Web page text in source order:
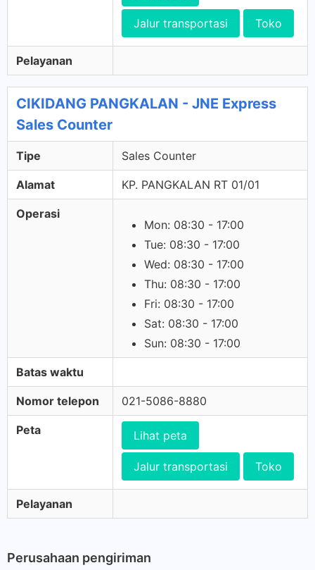
Jalur transportasi Toko
Pelayanan
CIKIDANG PANGKALAN - JNE Express
Sales Counter
Tipe Sales Counter
Alamat KP. PANGKALAN RT 01/01
Operasi
Mon: 08:30 - 17:00
Tue: 08:30 - 17:00
Wed: 08:30 - 17:00
Thu: 08:30 - 17:00
Fri: 08:30 - 17:00
Sat: 08:30 - 17:00
Sun: 08:30 - 17:00
Batas waktu
Nomor telepon 021-5086-8880
Peta Lihat peta
Jalur transportasi Toko
Pelayanan
Perusahaan pengiriman